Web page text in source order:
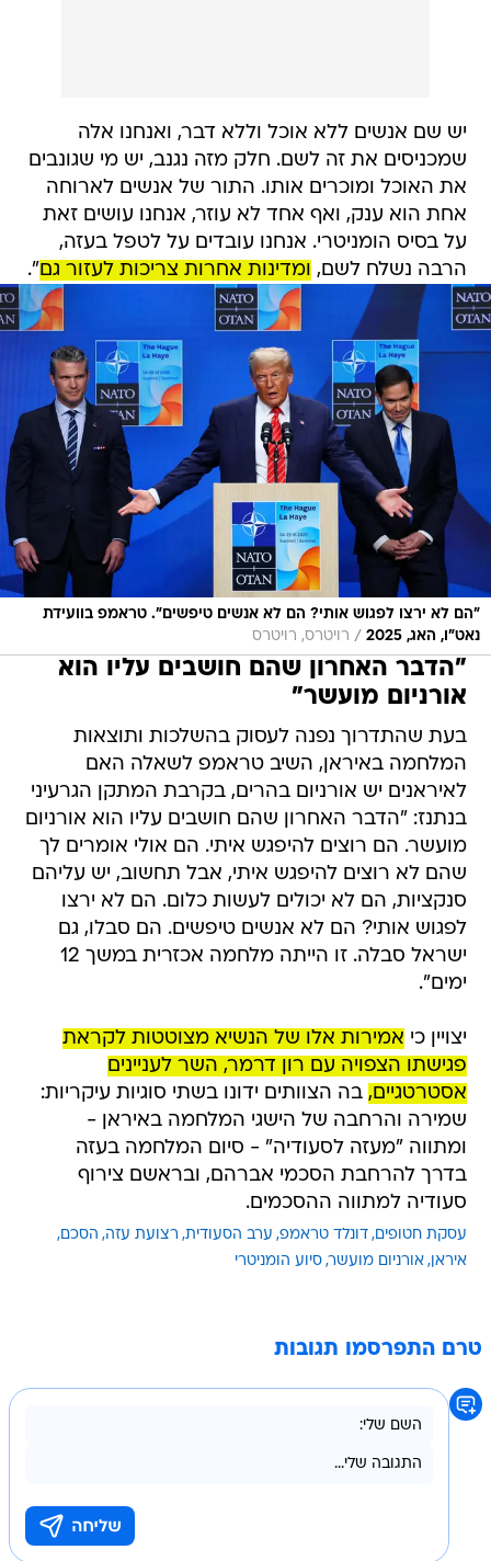
יש שם אנשים ללא אוכל וללא דבר, ואנחנו אלה
שמכניסים את זה לשם. חלק מזה נגנב, יש מי שגונבים
את האוכל ומוכרים אותו. התור של אנשים לארוחה
אחת הוא ענק, ואף אחד לא עוזר, אנחנו עושים זאת
על בסיס הומניטרי. אנחנו עובדים על לטפל בעזה,
הרבה נשלח לשם, ומדינות אחרות צריכות לעזור גם".
״הם לא ירצו לפגוש אותי? הם לא אנשים טיפשים״. טראמפ בוועידת
נאט״ו, האג, 2025
/ רויטרס, רויטרס
"הדבר האחרון שהם חושבים עליו הוא
אורניום מועשר"
בעת שהתדרוך נפנה לעסוק בהשלכות ותוצאות
המלחמה באיראן, השיב טראמפ לשאלה האם
לאיראנים יש אורניום בהרים, בקרבת המתקן הגרעיני
בנתנז: "הדבר האחרון שהם חושבים עליו הוא אורניום
מועשר. הם רוצים להיפגש איתי. הם אולי אומרים לך
שהם לא רוצים להיפגש איתי, אבל תחשוב, יש עליהם
סנקציות, הם לא יכולים לעשות כלום. הם לא ירצו
לפגוש אותי? הם לא אנשים טיפשים. הם סבלו, גם
ישראל סבלה. זו הייתה מלחמה אכזרית במשך 12
ימים".
יצויין כי אמירות אלו של הנשיא מצוטטות לקראת
פגישתו הצפויה עם רון דרמר, השר לעניינים
אסטרטגיים, בה הצוותים ידונו בשתי סוגיות עיקריות:
שמירה והרחבה של הישגי המלחמה באיראן -
ומתווה "מעזה לסעודיה" - סיום המלחמה בעזה
בדרך להרחבת הסכמי אברהם, ובראשם צירוף
סעודיה למתווה ההסכמים.
עסקת חטופים דונלד טראמפ ערב הסעודית רצועת עזה הסכם
איראן אורניום מועשר סיוע הומניטרי
טרם התפרסמו תגובות